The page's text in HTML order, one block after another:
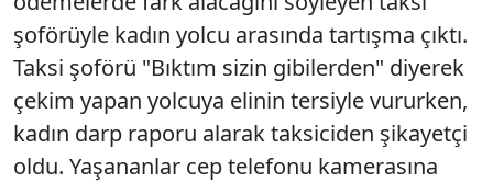
şoförüyle kadın yolcu arasında tartışma çıktı.
Taksi şoförü "Bıktım sizin gibilerden" diyerek
çekim yapan yolcuya elinin tersiyle vururken,
kadın darp raporu alarak taksiciden şikayetçi
oldu. Yaşananlar cep telefonu kamerasına